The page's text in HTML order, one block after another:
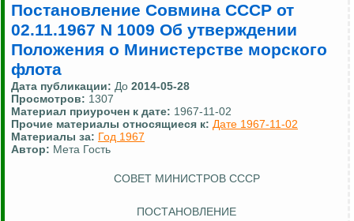
Постановление Совмина СССР от
02.11.1967 N 1009 Об утверждении
Положения о Министерстве морского
флота
Дата публикации: До 2014-05-28
Просмотров: 1307
Материал приурочен к дате: 1967-11-02
Прочие материалы относящиеся к: Дате 1967-11-02
Материалы за: Год 1967
Автор: Мета Гость
СОВЕТ МИНИСТРОВ СССР
ПОСТАНОВЛЕНИЕ